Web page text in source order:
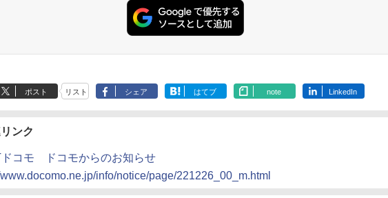
ポスト リスト シェア はてブ note LinkedIn
ンク
ドコモ ドコモからのお知らせ
info/notice/page/221226_00_m.html